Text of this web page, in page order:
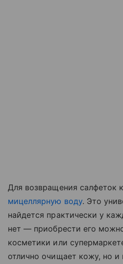
Для возвращения салфеток
мицеллярную воду. Это
найдется практически у
нет — приобрести его
косметики или
отлично очищает кожу, но и